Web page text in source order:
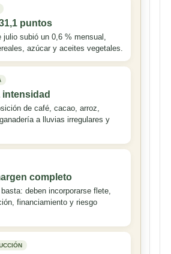
puntos
julio subió un 0,6 % mensual,
azúcar y aceites vegetales.
intensidad
de café, cacao, arroz,
a lluvias irregulares y
completo
deben incorporarse flete,
financiamiento y riesgo